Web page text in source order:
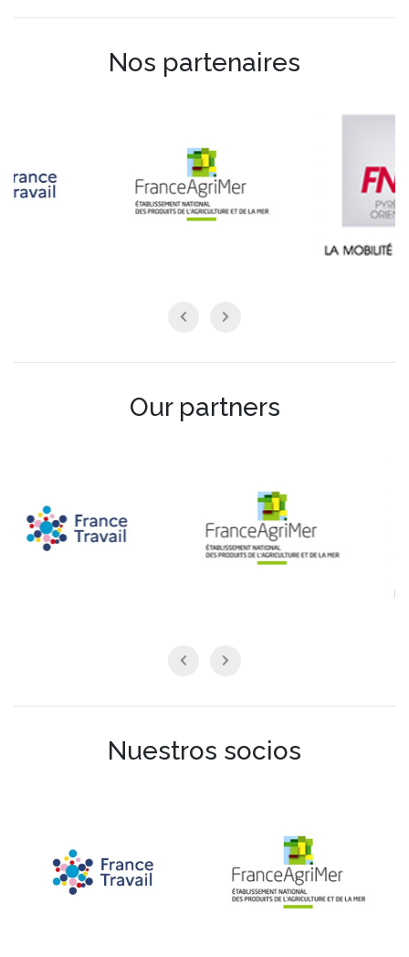
Nos partenaires
Our partners
Nuestros socios